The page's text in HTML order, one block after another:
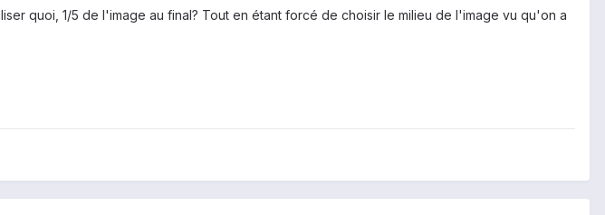
quoi, 1/5 de l'image au final? Tout en étant forcé de choisir le milieu de l'image vu qu'on a